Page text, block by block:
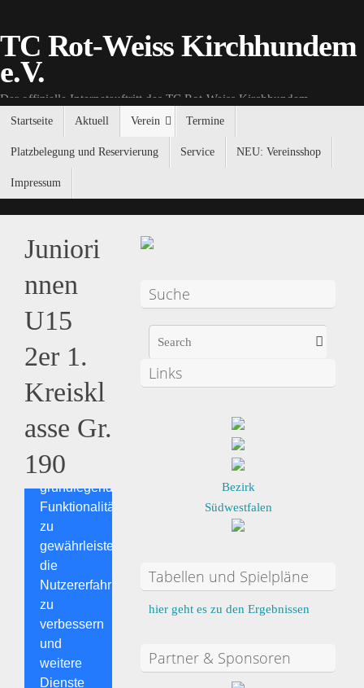
TC Rot-Weiss Kirchhundem
e.V.
Der offizielle Internetauftritt des TC Rot-Weiss Kirchhundem.
Startseite Aktuell Verein Termine
Platzbelegung und Reservierung Service NEU: Vereinsshop
Impressum
Juniori
nnen
U15
2er 1.
Kreiskl
asse Gr.
190
Suche
Links
Bezirk
Südwestfalen
Tabellen und Spielpläne
hier geht es zu den Ergebnissen
Partner & Sponsoren